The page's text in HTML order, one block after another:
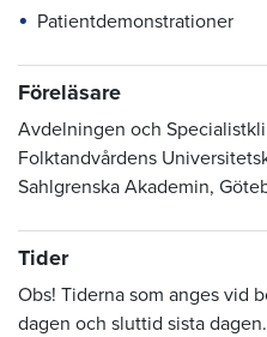
Patientdemonstrationer
Föreläsare
Avdelningen och
Folktandvårdens
Sahlgrenska Akademin,
Tider
Obs! Tiderna som anges vid
dagen och sluttid sista